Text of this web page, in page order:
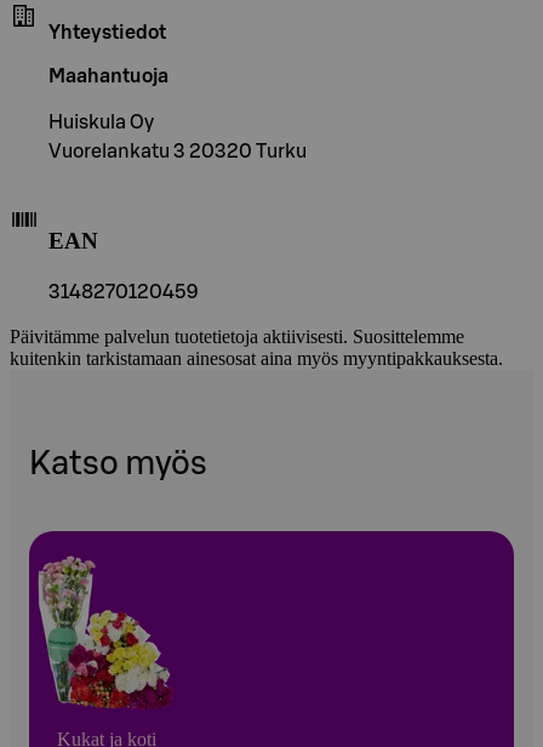
Yhteystiedot
Maahantuoja
Huiskula Oy
Vuorelankatu 3 20320 Turku
EAN
3148270120459
Päivitämme palvelun tuotetietoja aktiivisesti. Suosittelemme
kuitenkin tarkistamaan ainesosat aina myös myyntipakkauksesta.
Katso myös
Kukat ja koti